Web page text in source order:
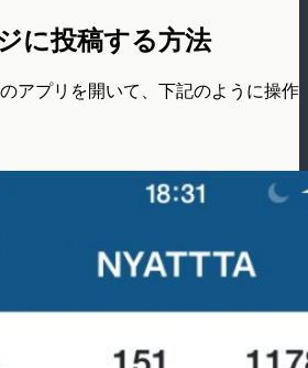
に投稿する方法
アプリを開いて、下記のように操作